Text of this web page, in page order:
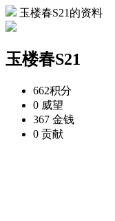
玉楼春S21的资料
玉楼春S21
662积分
0 威望
367 金钱
0 贡献